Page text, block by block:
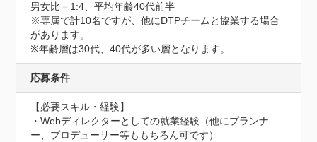
男女比＝1:4、平均年齢40代前半
※専属で計10名ですが、他にDTPチームと協業する場合
があります。
※年齢層は30代、40代が多い層となります。
応募条件
【必要スキル・経験】
・Webディレクターとしての就業経験（他にプランナ
ー、プロデューサー等ももちろん可です）